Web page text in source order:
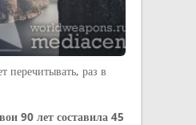
перечитывать, раз в
90 лет составила 45